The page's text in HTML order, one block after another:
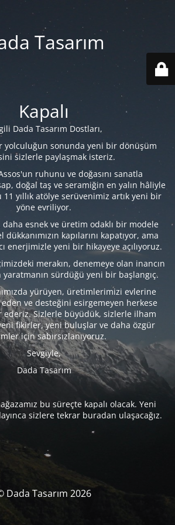
Tasarım
Kapalı
Dada Tasarım Dostları,
yolculuğun sonunda yeni bir dönüşüm
sizlerle paylaşmak isteriz.
ruhunu ve doğasını sanatla
doğal taş ve seramiğin en yalın hâliyle
yıllık atölye serüvenimiz artık yeni bir
yöne evriliyor.
esnek ve üretim odaklı bir modele
kapılarını kapatıyor, ama
enerjimizle yeni bir hikayeye açılıyoruz.
merakın, denemeye olan inancın
sürdüğü yeni bir başlangıç.
yürüyen, üretimlerimizi evlerine
ve desteğini esirgemeyen herkese
ederiz. Sizlerle büyüdük, sizlerle ilham
fikirler, yeni buluşlar ve daha özgür
için sabırsızlanıyoruz.
Sevgiyle,
Dada Tasarım
bu süreçte kapalı olacak. Yeni
sizlere tekrar buradan ulaşacağız.
Dada Tasarım 2026